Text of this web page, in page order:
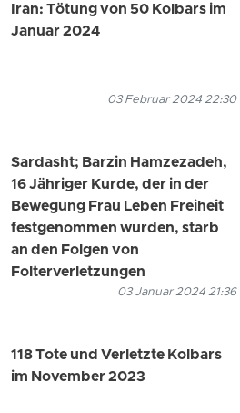
Iran: Tötung von 50 Kolbars im
Januar 2024
03 Februar 2024 22:30
Sardasht; Barzin Hamzezadeh,
16 Jähriger Kurde, der in der
Bewegung Frau Leben Freiheit
festgenommen wurden, starb
an den Folgen von
Folterverletzungen
03 Januar 2024 21:36
118 Tote und Verletzte Kolbars
im November 2023